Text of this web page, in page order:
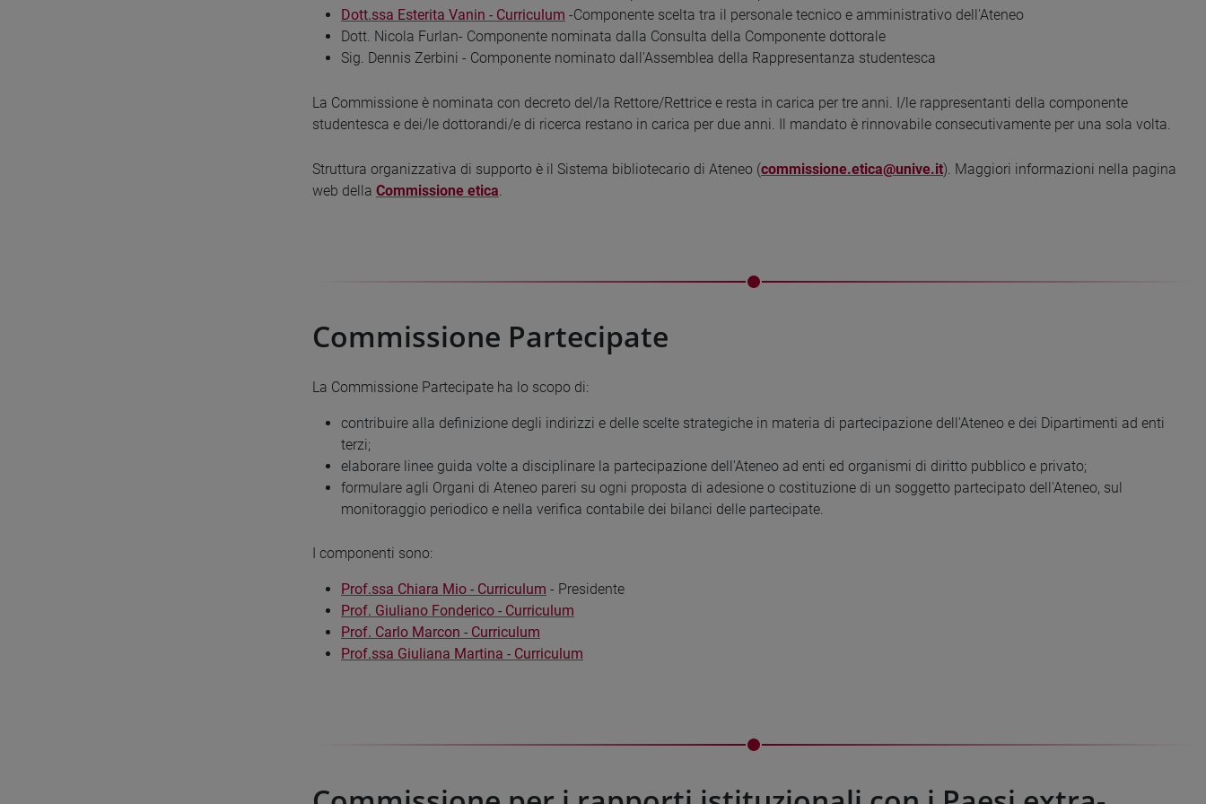
Dott.ssa Esterita Vanin - Curriculum -Componente scelta tra il personale tecnico e amministrativo dell'Ateneo
Dott. Nicola Furlan- Componente nominata dalla Consulta della Componente dottorale
Sig. Dennis Zerbini - Componente nominato dall'Assemblea della Rappresentanza studentesca
La Commissione è nominata con decreto del/la Rettore/Rettrice e resta in carica per tre anni. I/le rappresentanti della componente
studentesca e dei/le dottorandi/e di ricerca restano in carica per due anni. Il mandato è rinnovabile consecutivamente per una sola volta.
Struttura organizzativa di supporto è il Sistema bibliotecario di Ateneo (commissione.etica@unive.it). Maggiori informazioni nella pagina
web della Commissione etica
Commissione Partecipate
La Commissione Partecipate ha lo scopo di:
contribuire alla definizione degli indirizzi e delle scelte strategiche in materia di partecipazione dell'Ateneo e dei Dipartimenti ad enti
terzi;
elaborare linee guida volte a disciplinare la partecipazione dell'Ateneo ad enti ed organismi di diritto pubblico e privato;
formulare agli Organi di Ateneo pareri su ogni proposta di adesione o costituzione di un soggetto partecipato dell'Ateneo, sul
monitoraggio periodico e nella verifica contabile dei bilanci delle partecipate.
I componenti sono:
Prof.ssa Chiara Mio - Curriculum - Presidente
Prof. Giuliano Fonderico - Curriculum
Prof. Carlo Marcon - Curriculum
Prof.ssa Giuliana Martina - Curriculum